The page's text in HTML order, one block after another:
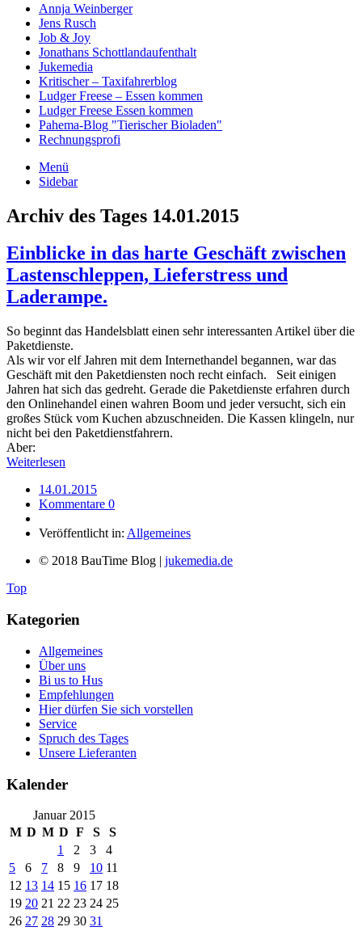
Annja Weinberger
Jens Rusch
Job & Joy
Jonathans Schottlandaufenthalt
Jukemedia
Kritischer – Taxifahrerblog
Ludger Freese – Essen kommen
Ludger Freese Essen kommen
Pahema-Blog "Tierischer Bioladen"
Rechnungsprofi
Menü
Sidebar
Archiv des Tages 14.01.2015
Einblicke in das harte Geschäft zwischen
Lastenschleppen, Lieferstress und
Laderampe.
So beginnt das Handelsblatt einen sehr interessanten Artikel über die
Paketdienste.
Als wir vor elf Jahren mit dem Internethandel begannen, war das
Geschäft mit den Paketdiensten noch recht einfach. Seit einigen
Jahren hat sich das gedreht. Gerade die Paketdienste erfahren durch
den Onlinehandel einen wahren Boom und jeder versucht, sich ein
großes Stück vom Kuchen abzuschneiden. Die Kassen klingeln, nur
nicht bei den Paketdienstfahrern.
Aber:
Weiterlesen
14.01.2015
Kommentare 0
Veröffentlicht in: Allgemeines
© 2018 BauTime Blog | jukemedia.de
Top
Kategorien
Allgemeines
Über uns
Bi us to Hus
Empfehlungen
Hier dürfen Sie sich vorstellen
Service
Spruch des Tages
Unsere Lieferanten
Kalender
Januar 2015
M D M D F S
S
1
2 3
4
5
6 7 8 9 10 11
12 13 14 15 16 17 18
19 20 21 22 23 24 25
26 27 28 29 30 31